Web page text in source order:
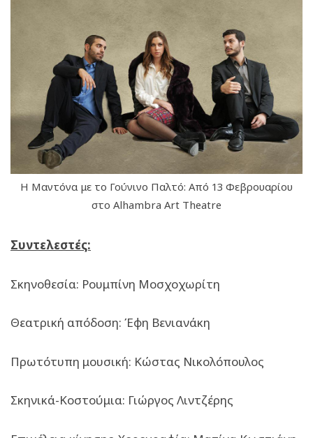
Η Μαντόνα με το Γούνινο Παλτό: Από 13 Φεβρουαρίου
στο Alhambra Art Theatre
Συντελεστές:
Σκηνοθεσία: Ρουμπίνη Μοσχοχωρίτη
Θεατρική απόδοση: Έφη Βενιανάκη
Πρωτότυπη μουσική: Κώστας Νικολόπουλος
Σκηνικά-Κοστούμια: Γιώργος Λιντζέρης